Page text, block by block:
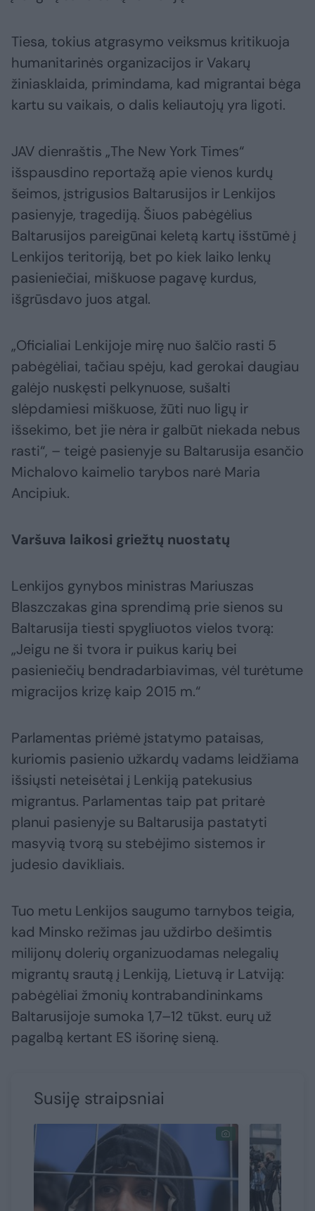
Tiesa, tokius atgrasymo veiksmus kritikuoja
humanitarinės organizacijos ir Vakarų
žiniasklaida, primindama, kad migrantai bėga
kartu su vaikais, o dalis keliautojų yra ligoti.
JAV dienraštis „The New York Times“
išspausdino reportažą apie vienos kurdų
šeimos, įstrigusios Baltarusijos ir Lenkijos
pasienyje, tragediją. Šiuos pabėgėlius
Baltarusijos pareigūnai keletą kartų išstūmė į
Lenkijos teritoriją, bet po kiek laiko lenkų
pasieniečiai, miškuose pagavę kurdus,
išgrūsdavo juos atgal.
„Oficialiai Lenkijoje mirę nuo šalčio rasti 5
pabėgėliai, tačiau spėju, kad gerokai daugiau
galėjo nuskęsti pelkynuose, sušalti
slėpdamiesi miškuose, žūti nuo ligų ir
išsekimo, bet jie nėra ir galbūt niekada nebus
rasti“, – teigė pasienyje su Baltarusija esančio
Michalovo kaimelio tarybos narė Maria
Ancipiuk.
Varšuva laikosi griežtų nuostatų
Lenkijos gynybos ministras Mariuszas
Blaszczakas gina sprendimą prie sienos su
Baltarusija tiesti spygliuotos vielos tvorą:
„Jeigu ne ši tvora ir puikus karių bei
pasieniečių bendradarbiavimas, vėl turėtume
migracijos krizę kaip 2015 m.“
Parlamentas priėmė įstatymo pataisas,
kuriomis pasienio užkardų vadams leidžiama
išsiųsti neteisėtai į Lenkiją patekusius
migrantus. Parlamentas taip pat pritarė
planui pasienyje su Baltarusija pastatyti
masyvią tvorą su stebėjimo sistemos ir
judesio davikliais.
Tuo metu Lenkijos saugumo tarnybos teigia,
kad Minsko režimas jau uždirbo dešimtis
milijonų dolerių organizuodamas nelegalių
migrantų srautą į Lenkiją, Lietuvą ir Latviją:
pabėgėliai žmonių kontrabandininkams
Baltarusijoje sumoka 1,7–12 tūkst. eurų už
pagalbą kertant ES išorinę sieną.
Susiję straipsniai